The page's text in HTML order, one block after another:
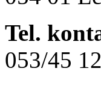
Tel.
053/45